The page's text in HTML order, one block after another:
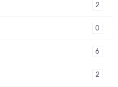
2
0
6
2